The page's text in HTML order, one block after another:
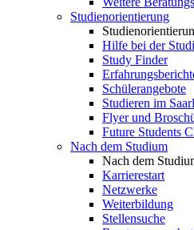
Studienorientierung
Hilfe bei der
Study Finder
Schülerangebote
Studieren im
Flyer und
Future Students
Nach dem Studium
Nach dem
Karrierestart
Netzwerke
Weiterbildung
Stellensuche